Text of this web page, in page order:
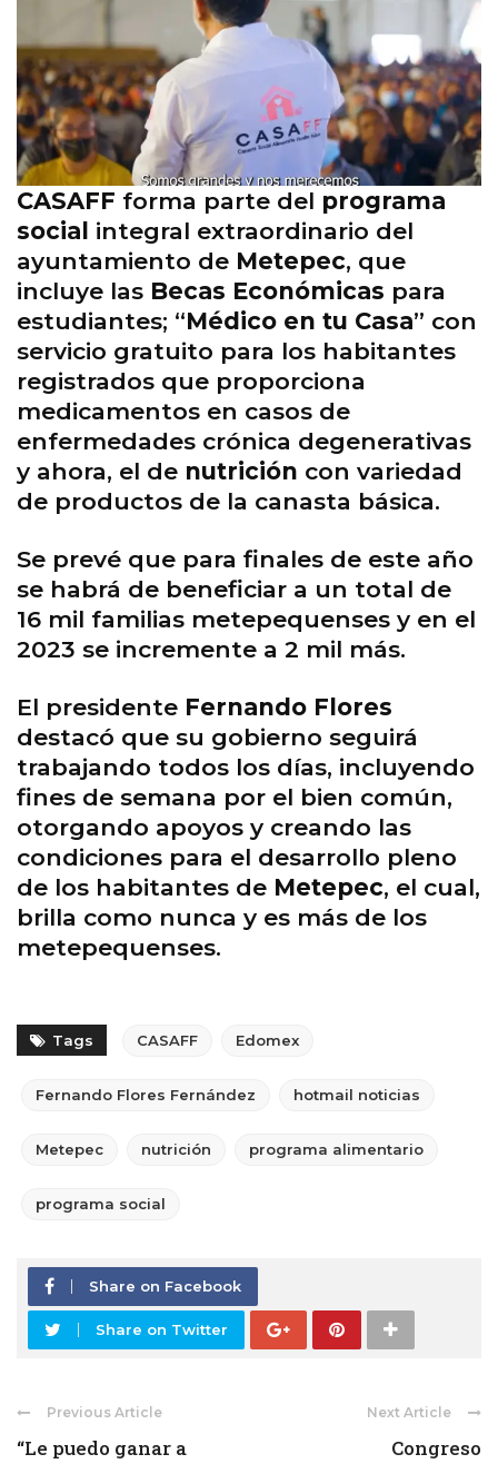
CASAFF forma parte del programa
social integral extraordinario del
ayuntamiento de Metepec, que
incluye las Becas Económicas para
estudiantes; “Médico en tu Casa” con
servicio gratuito para los habitantes
registrados que proporciona
medicamentos en casos de
enfermedades crónica degenerativas
y ahora, el de nutrición con variedad
de productos de la canasta básica.
Se prevé que para finales de este año
se habrá de beneficiar a un total de
16 mil familias metepequenses y en el
2023 se incremente a 2 mil más.
El presidente Fernando Flores
destacó que su gobierno seguirá
trabajando todos los días, incluyendo
fines de semana por el bien común,
otorgando apoyos y creando las
condiciones para el desarrollo pleno
de los habitantes de Metepec, el cual,
brilla como nunca y es más de los
metepequenses.
Tags CASAFF Edomex
Fernando Flores Fernández hotmail noticias
Metepec nutrición programa alimentario
programa social
Share on Facebook
Share on Twitter
Previous Article
“Le puedo ganar a
Next Article
Congreso